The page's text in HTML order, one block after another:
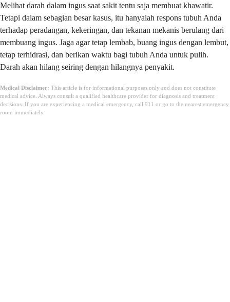
Melihat darah dalam ingus saat sakit tentu saja membuat khawatir.
Tetapi dalam sebagian besar kasus, itu hanyalah respons tubuh Anda
terhadap peradangan, kekeringan, dan tekanan mekanis berulang dari
membuang ingus. Jaga agar tetap lembab, buang ingus dengan lembut,
tetap terhidrasi, dan berikan waktu bagi tubuh Anda untuk pulih.
Darah akan hilang seiring dengan hilangnya penyakit.
Medical Disclaimer: This article is for informational purposes only and does not constitute
medical advice. Always consult a qualified healthcare provider for diagnosis and treatment
decisions. If you are experiencing a medical emergency, call 911 or go to the nearest emergency
room immediately.